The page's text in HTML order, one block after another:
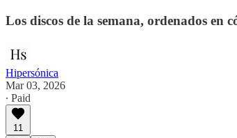
Los discos de la semana, ordenados en
Hipersónica
Mar 03, 2026
∙ Paid
11